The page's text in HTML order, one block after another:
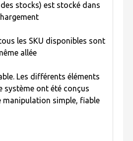
stocks) est stocké dans
les SKU disponibles sont
allée
Les différents éléments
système ont été conçus
manipulation simple, fiable